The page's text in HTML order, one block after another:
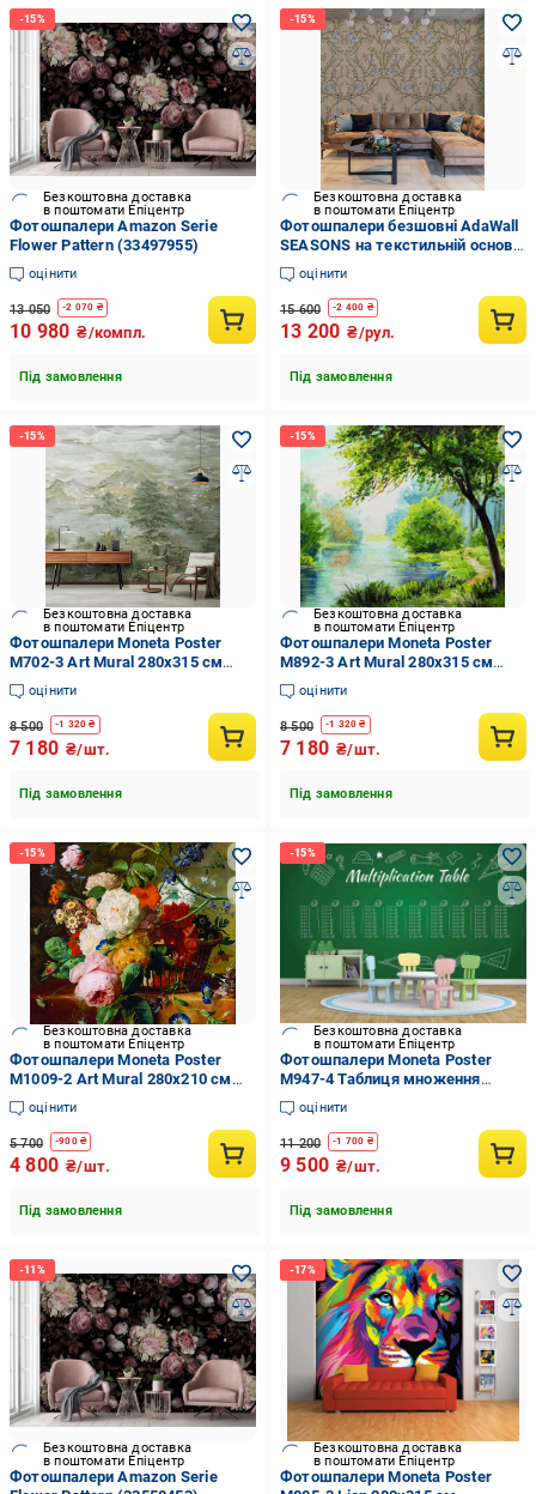
Безкоштовна доставка
в поштомати Епіцентр
Фотошпалери Amazon Serie
Flower Pattern (33497955)
оцінити
13 050 -2 070 ₴
10 980 ₴/компл.
Під замовлення
Безкоштовна доставка
в поштомати Епіцентр
Фотошпалери безшовні AdaWall
SEASONS на текстильній основі
Квітковий та листовий дизайн
(SE307-1)
оцінити
15 600 -2 400 ₴
13 200 ₴/рул.
Під замовлення
Безкоштовна доставка
в поштомати Епіцентр
Фотошпалери Moneta Poster
M702-3 Art Mural 280х315 см
(14237904)
оцінити
8 500 -1 320 ₴
7 180 ₴/шт.
Під замовлення
Безкоштовна доставка
в поштомати Епіцентр
Фотошпалери Moneta Poster
M892-3 Art Mural 280х315 см
(14237907)
оцінити
8 500 -1 320 ₴
7 180 ₴/шт.
Під замовлення
Безкоштовна доставка
в поштомати Епіцентр
Фотошпалери Moneta Poster
M1009-2 Art Mural 280х210 см
(14237910)
оцінити
5 700 -900₴
4 800 ₴/шт.
Під замовлення
Безкоштовна доставка
в поштомати Епіцентр
Фотошпалери Moneta Poster
M947-4 Таблиця множення
280х420 см (14237913)
оцінити
11 200 -1 700 ₴
9 500 ₴/шт.
Під замовлення
Безкоштовна доставка
в поштомати Епіцентр
Фотошпалери Amazon Serie
Безкоштовна доставка
в поштомати Епіцентр
Фотошпалери Moneta Poster